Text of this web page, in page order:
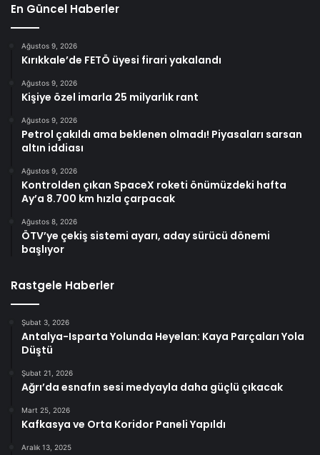
En Güncel Haberler
Ağustos 9, 2026
Kırıkkale’de FETÖ üyesi firari yakalandı
Ağustos 9, 2026
Kişiye özel imarla 25 milyarlık rant
Ağustos 9, 2026
Petrol çakıldı ama beklenen olmadı! Piyasaları sarsan
altın iddiası
Ağustos 9, 2026
Kontrolden çıkan SpaceX roketi önümüzdeki hafta
Ay’a 8.700 km hızla çarpacak
Ağustos 8, 2026
ÖTV’ye çekiş sistemi ayarı, aday sürücü dönemi
başlıyor
Rastgele Haberler
Şubat 3, 2026
Antalya-Isparta Yolunda Heyelan: Kaya Parçaları Yola
Düştü
Şubat 21, 2026
Ağrı’da esnafın sesi medyayla daha güçlü çıkacak
Mart 25, 2026
Kafkasya ve Orta Koridor Paneli Yapıldı
Aralık 13, 2025